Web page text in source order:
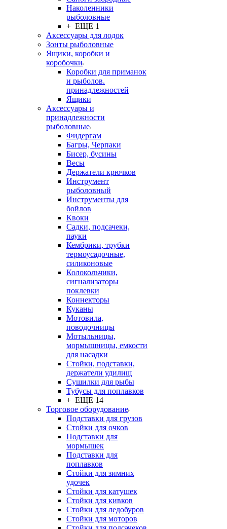
Наколенники
рыболовные
+ ЕЩЕ 1
Аксессуары для лодок
Зонты рыболовные
Ящики, коробки и
коробочки
Коробки для приманок
и рыболов.
принадлежностей
Ящики
Аксессуары и
принадлежности
рыболовные
Фидергам
Багры, Черпаки
Бисер, бусины
Весы
Держатели крючков
Инструмент
рыболовный
Инструменты для
бойлов
Квоки
Садки, подсачеки,
пауки
Кембрики, трубки
термоусадочные,
силиконовые
Колокольчики,
сигнализаторы
поклевки
Коннекторы
Куканы
Мотовила,
поводочницы
Мотыльницы,
мормышницы, емкости
для насадки
Стойки, подставки,
держатели удилищ
Сушилки для рыбы
Тубусы для поплавков
+ ЕЩЕ 14
Торговое оборудование
Подставки для грузов
Стойки для очков
Подставки для
мормышек
Подставки для
поплавков
Стойки для зимних
удочек
Стойки для катушек
Стойки для кивков
Стойки для ледобуров
Стойки для моторов